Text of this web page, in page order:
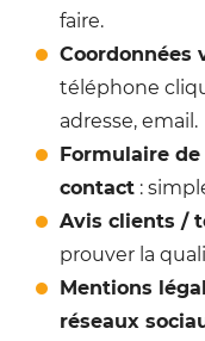
faire.
Coordonnées
téléphone
adresse, email.
Formulaire
contact :
Avis clients /
prouver la
Mentions
réseaux